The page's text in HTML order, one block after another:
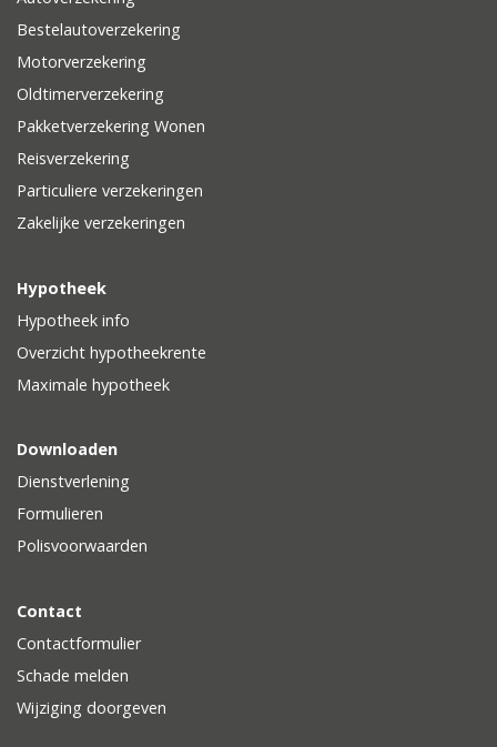
Bestelautoverzekering
Motorverzekering
Oldtimerverzekering
Pakketverzekering Wonen
Reisverzekering
Particuliere verzekeringen
Zakelijke verzekeringen
Hypotheek
Hypotheek info
Overzicht hypotheekrente
Maximale hypotheek
Downloaden
Dienstverlening
Formulieren
Polisvoorwaarden
Contact
Contactformulier
Schade melden
Wijziging doorgeven